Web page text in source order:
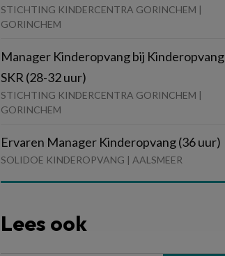
STICHTING KINDERCENTRA GORINCHEM |
GORINCHEM
Manager Kinderopvang bij Kinderopvang
SKR (28-32 uur)
STICHTING KINDERCENTRA GORINCHEM |
GORINCHEM
Ervaren Manager Kinderopvang (36 uur)
SOLIDOE KINDEROPVANG | AALSMEER
Lees ook